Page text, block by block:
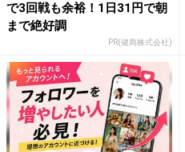
で3回戦も余裕！1日31円で朝
まで絶好調
PR(健商株式会社)